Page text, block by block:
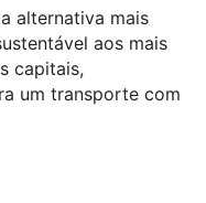
alternativa mais
aos mais
capitais,
um transporte com